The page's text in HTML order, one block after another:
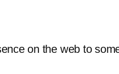
on the web to